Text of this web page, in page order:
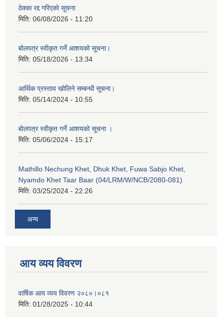
ठेक्का रद्द गरिएको सूचना
मिति: 06/08/2026 - 11:20
बोलपत्र स्वीकृत गर्ने आशयको सूचना।
मिति: 05/18/2026 - 13:34
आर्थिक प्रस्ताव खोलिने सम्बन्धी सूचना।
मिति: 05/14/2024 - 10:55
बोलपत्र स्वीकृत गर्ने आशयको सूचना ।
मिति: 05/06/2024 - 15:17
Mathillo Nechung Khet, Dhuk Khet, Fuwa Sabjo Khet,
Nyamdo Khet Taar Baar (04/LRM/W/NCB/2080-081)
मिति: 03/25/2024 - 22:26
अन्य
आय व्यय विवरण
वार्षिक आय व्यय विवरण २०८०।०८१
मिति: 01/28/2025 - 10:44